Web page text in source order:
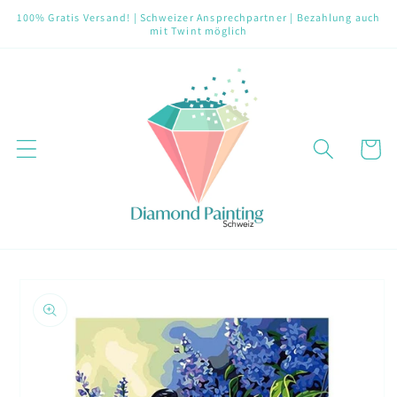
zum
100% Gratis Versand! | Schweizer Ansprechpartner | Bezahlung auch
mit Twint möglich